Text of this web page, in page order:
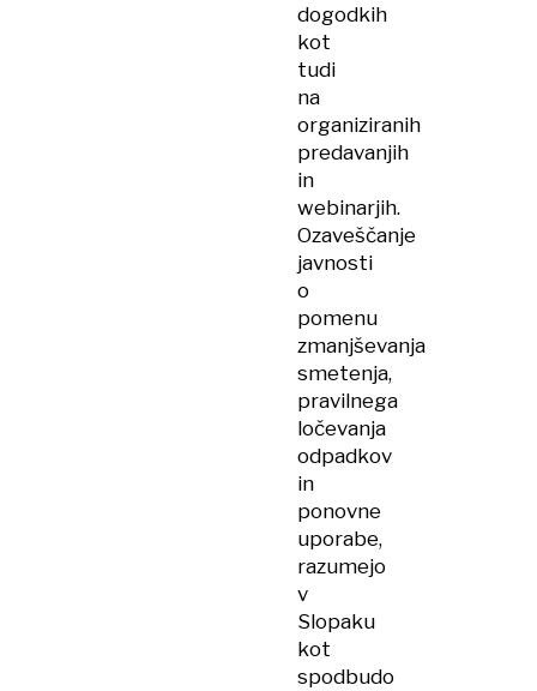
dogodkih
kot
tudi
na
organiziranih
predavanjih
in
webinarjih.
Ozaveščanje
javnosti
o
pomenu
zmanjševanja
smetenja,
pravilnega
ločevanja
odpadkov
in
ponovne
uporabe,
razumejo
v
Slopaku
kot
spodbudo